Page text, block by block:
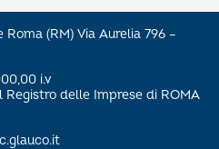
Roma (RM) Via Aurelia 796 –
i.v
Registro delle Imprese di ROMA